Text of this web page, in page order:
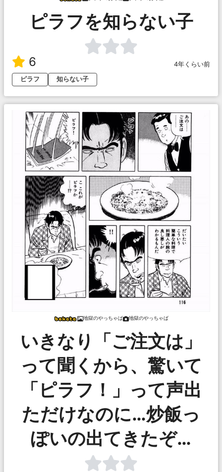
ピラフを知らない子
6
4年くらい前
ピラフ
知らない子
地獄のやっちゃば 地獄のやっちゃば
いきなり「ご注文は」
って聞くから、驚いて
「ピラフ！」って声出
ただけなのに…炒飯っ
ぽいの出てきたぞ…